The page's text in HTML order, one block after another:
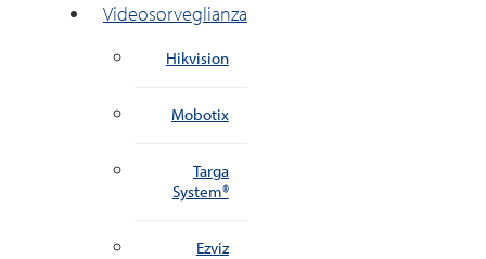
Videosorveglianza
Hikvision
Mobotix
Targa
System®
Ezviz